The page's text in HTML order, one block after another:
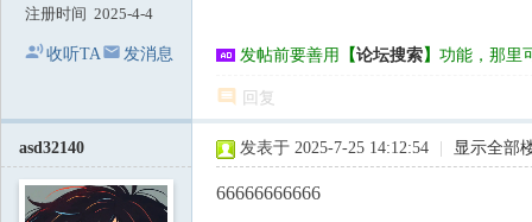
注册时间 2025-4-4
收听TA 发消息 发帖前要善用 【论坛搜索】 功能，那里
回复
asd32140 发表于 2025-7-25 14:12:54 显示全部
66666666666